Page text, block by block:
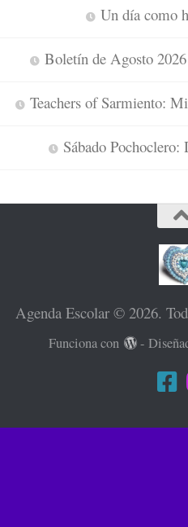
Un día como
Boletín de Agosto
Teachers of Sarmiento:
Sábado
Agenda Escolar © 2026.
Funciona con -